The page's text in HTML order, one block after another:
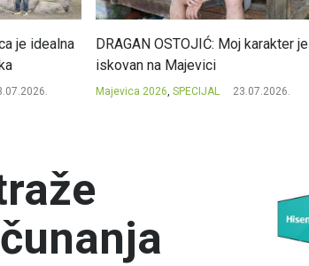
je idealna
DRAGAN OSTOJIĆ: Moj karakter je
iskovan na Majevici
Majevica 2026, SPECIJAL 23.07.2026.